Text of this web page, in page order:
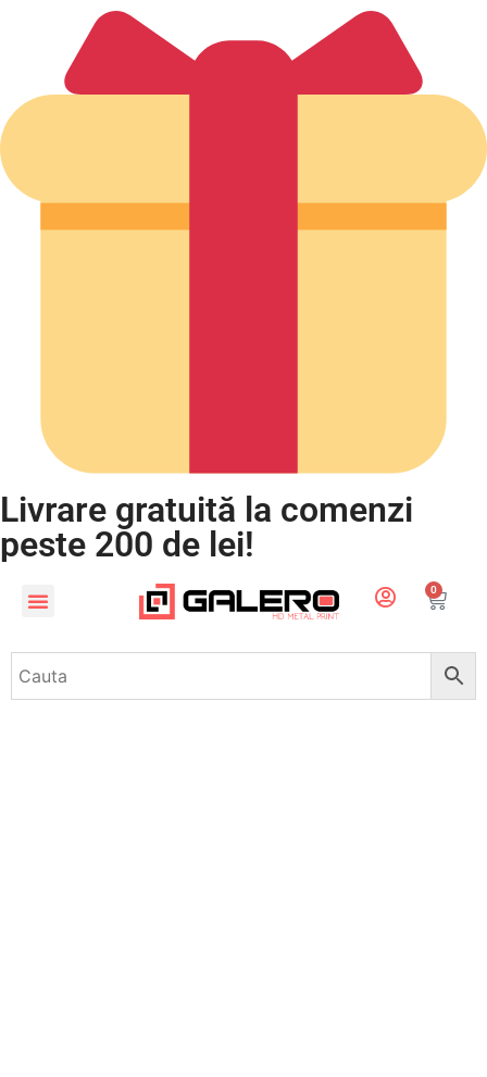
Livrare gratuită la comenzi
peste 200 de lei!
0